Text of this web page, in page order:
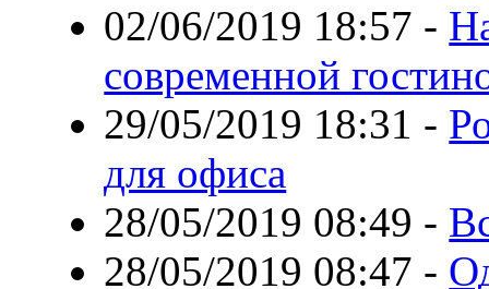
02/06/2019 18:57 -
современной
29/05/2019 18:31 -
для офиса
28/05/2019 08:49 -
28/05/2019 08:47 -